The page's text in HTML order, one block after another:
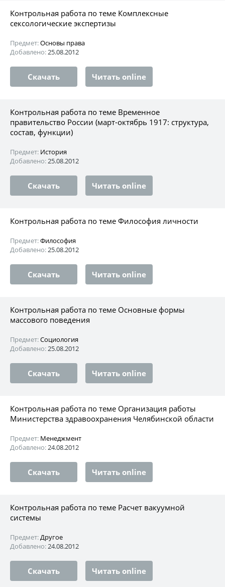
Контрольная работа по теме Комплексные
сексологические экспертизы
Предмет:Основы права
Добавлено:25.08.2012
Скачать Читать online
Контрольная работа по теме Временное
правительство России (март-октябрь 1917: структура,
состав, функции)
Предмет: История
Добавлено:25.08.2012
Скачать Читать online
Контрольная работа по теме Философия личности
Предмет:Философия
Добавлено:25.08.2012
Скачать Читать online
Контрольная работа по теме Основные формы
массового поведения
Предмет:Социология
Добавлено:25.08.2012
Скачать Читать online
Контрольная работа по теме Организация работы
Министерства здравоохранения Челябинской области
Предмет: Менеджмент
Добавлено:24.08.2012
Скачать Читать online
Контрольная работа по теме Расчет вакуумной
системы
Предмет:Другое
Добавлено:24.08.2012
Скачать Читать online